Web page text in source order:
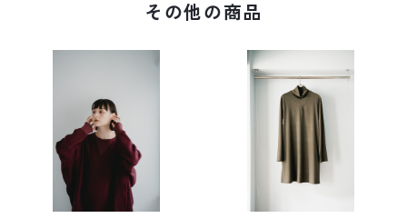
その他の商品